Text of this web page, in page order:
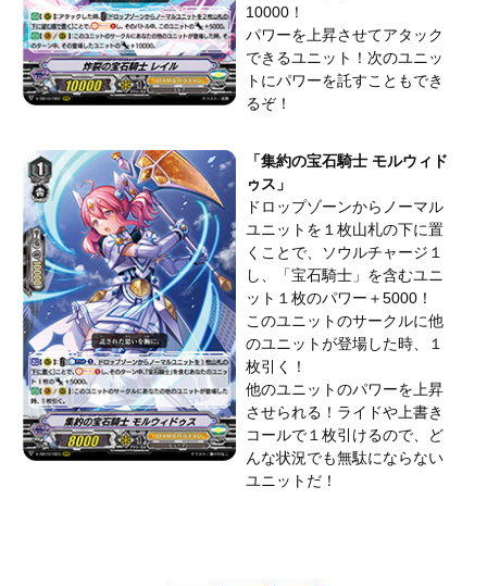
10000！
パワーを上昇させてアタック
できるユニット！次のユニッ
トにパワーを託すこともでき
るぞ！
「集約の宝石騎士 モルウィド
ゥス」
ドロップゾーンからノーマル
ユニットを１枚山札の下に置
くことで、ソウルチャージ１
し、「宝石騎士」を含むユニ
ット１枚のパワー＋5000！
このユニットのサークルに他
のユニットが登場した時、１
枚引く！
他のユニットのパワーを上昇
させられる！ライドや上書き
コールで１枚引けるので、ど
んな状況でも無駄にならない
ユニットだ！